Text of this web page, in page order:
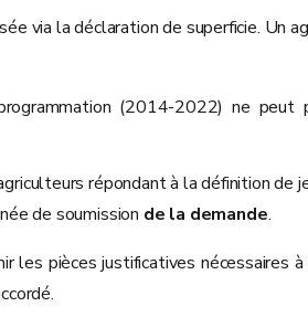
via la déclaration de superficie. Un
(2014-2022) ne
répondant à la définition
de soumission de la demande.
les pièces justificatives nécessaires